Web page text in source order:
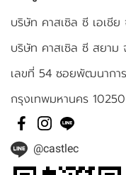
บริษัท คาสเซิล ซี เอเชีย
บริษัท คาสเซิล ซี สยาม
เลขที่ 54 ซอยพัฒนากา
กรุงเทพมหานคร 10250
@castlec